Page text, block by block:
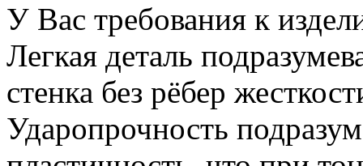
У Вас требования к
Легкая деталь
стенка без рёбер
Ударопрочность